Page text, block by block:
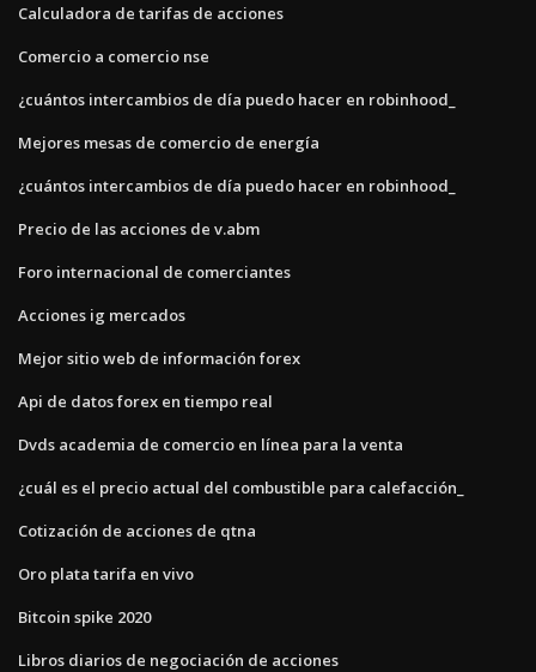
Calculadora de tarifas de acciones
Comercio a comercio nse
¿cuántos intercambios de día puedo hacer en robinhood_
Mejores mesas de comercio de energía
¿cuántos intercambios de día puedo hacer en robinhood_
Precio de las acciones de v.abm
Foro internacional de comerciantes
Acciones ig mercados
Mejor sitio web de información forex
Api de datos forex en tiempo real
Dvds academia de comercio en línea para la venta
¿cuál es el precio actual del combustible para calefacción_
Cotización de acciones de qtna
Oro plata tarifa en vivo
Bitcoin spike 2020
Libros diarios de negociación de acciones